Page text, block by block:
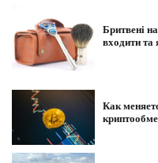
Бритвені
входити та
Как